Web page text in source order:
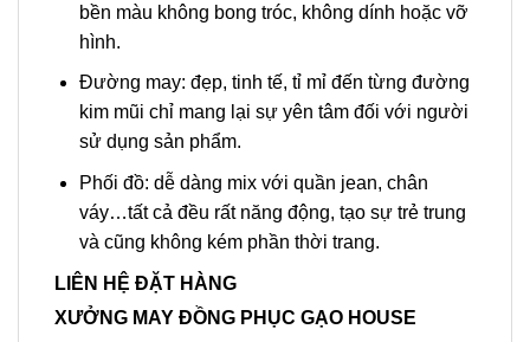
bền màu không bong tróc, không dính hoặc vỡ
hình.
Đường may: đẹp, tinh tế, tỉ mỉ đến từng đường
kim mũi chỉ mang lại sự yên tâm đối với người
sử dụng sản phẩm.
Phối đồ: dễ dàng mix với quần jean, chân
váy…tất cả đều rất năng động, tạo sự trẻ trung
và cũng không kém phần thời trang.
LIÊN HỆ ĐẶT HÀNG
XƯỞNG MAY ĐỒNG PHỤC GẠO HOUSE